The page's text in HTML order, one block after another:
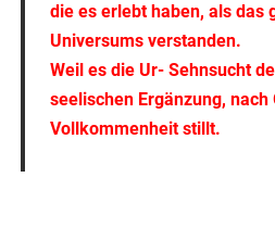
die es erlebt haben, als das
Universums verstanden.
Weil es die Ur- Sehnsucht
seelischen Ergänzung, nach
Vollkommenheit stillt.